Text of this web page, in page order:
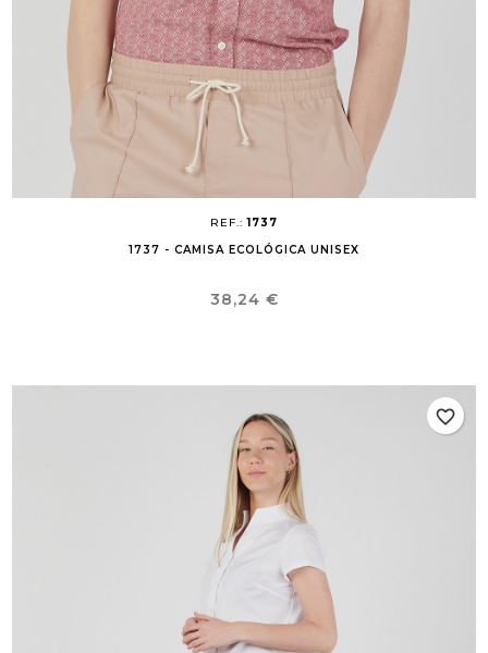
REF.:1737
1737 - CAMISA ECOLÓGICA UNISEX
Precio
38,24 €
favorite_border